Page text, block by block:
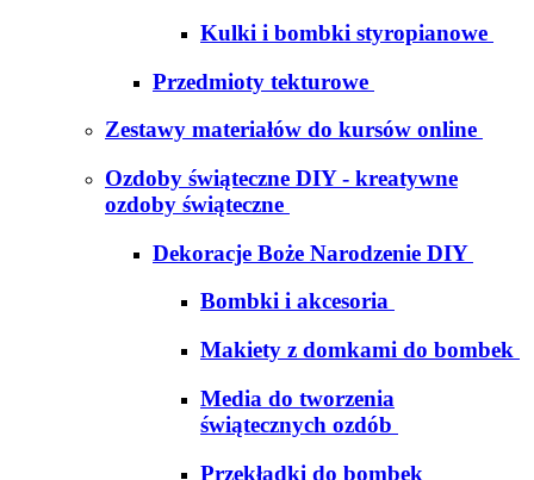
Kulki i bombki styropianowe
Przedmioty tekturowe
Zestawy materiałów do kursów online
Ozdoby świąteczne DIY - kreatywne
ozdoby świąteczne
Dekoracje Boże Narodzenie DIY
Bombki i akcesoria
Makiety z domkami do bombek
Media do tworzenia
świątecznych ozdób
Przekładki do bombek